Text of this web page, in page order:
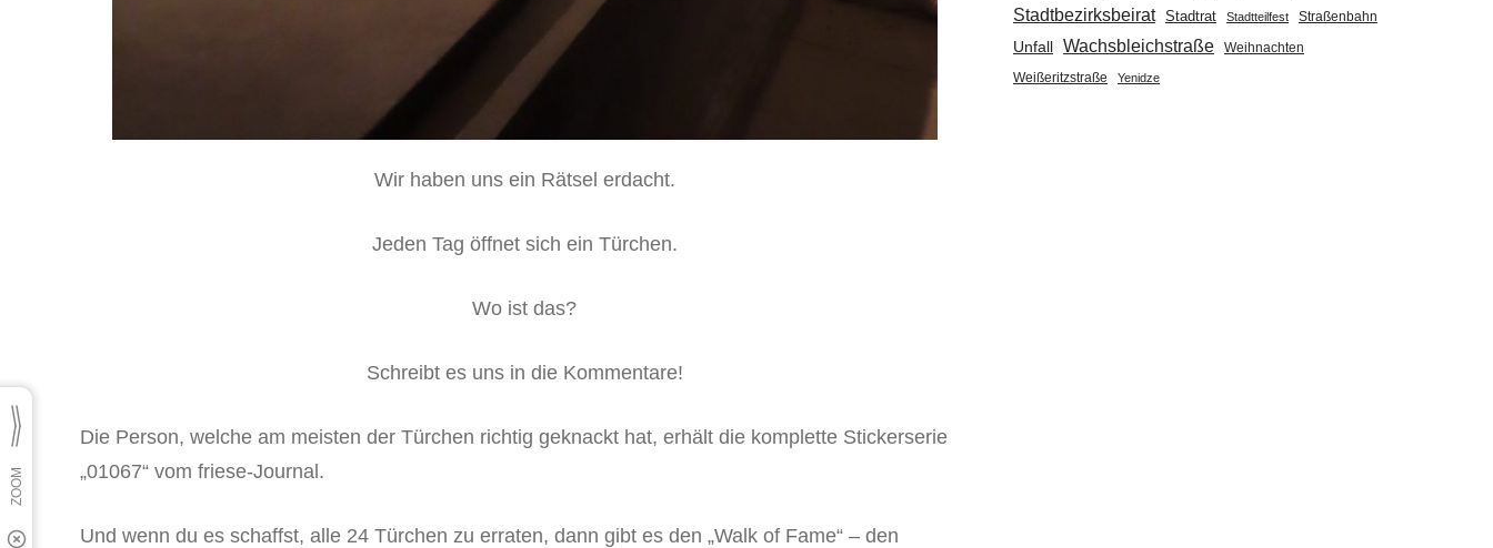
Wir haben uns ein Rätsel erdacht.
Jeden Tag öffnet sich ein Türchen.
Wo ist das?
Schreibt es uns in die Kommentare!
Die Person, welche am meisten der Türchen richtig geknackt hat, erhält die komplette Stickerserie
„01067“ vom friese-Journal.
Und wenn du es schaffst, alle 24 Türchen zu erraten, dann gibt es den „Walk of Fame“ – den
Stadtbezirksbeirat Stadtrat Stadtteilfest Straßenbahn
Unfall Wachsbleichstraße
Weihnachten
Weißeritzstraße
Yenidze